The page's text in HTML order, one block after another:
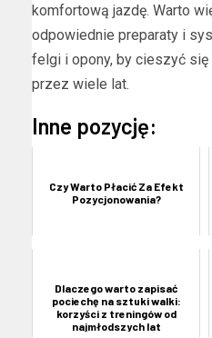
komfortową jazdę. Warto
odpowiednie preparaty i
felgi i opony, by cieszyć
przez wiele lat.
Inne pozycję:
Czy Warto Płacić Za Efekt
Pozycjonowania?
Dlaczego warto zapisać
pociechę na sztuki walki:
korzyści z treningów od
najmłodszych lat